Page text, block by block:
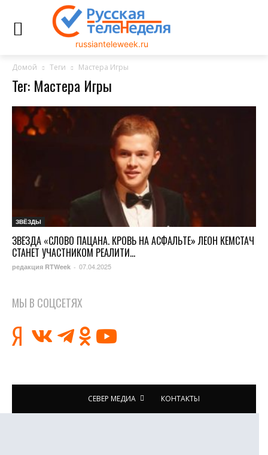
russianteleweek.ru
Домой Теги Мастера Игры
Тег: Мастера Игры
ЗВЁЗДЫ
ЗВЕЗДА «СЛОВО ПАЦАНА. КРОВЬ НА АСФАЛЬТЕ» ЛЕОН КЕМСТАЧ
СТАНЕТ УЧАСТНИКОМ РЕАЛИТИ...
редакция RTWeek - 07.04.2025
МЫ В СОЦСЕТЯХ
СЕВЕР МЕДИА КОНТАКТЫ